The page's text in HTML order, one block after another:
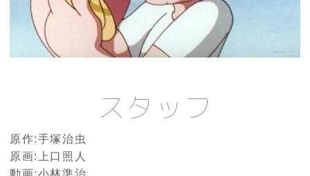
スタッフ
原作:手塚治虫
原画:上口照人
動画:小林準治